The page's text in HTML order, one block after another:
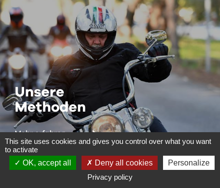
Unsere
Methoden
Mehr erfahren
This site uses cookies and gives you control over what you want
to activate
OK, accept all
Deny all cookies
Personalize
Privacy policy